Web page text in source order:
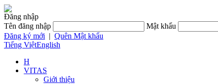
Đăng nhập
Tên đăng nhập
Mật khẩu
Đăng ký mới | Quên Mật khẩu
Tiếng ViệtEnglish
H
VITAS
Giới thiệu